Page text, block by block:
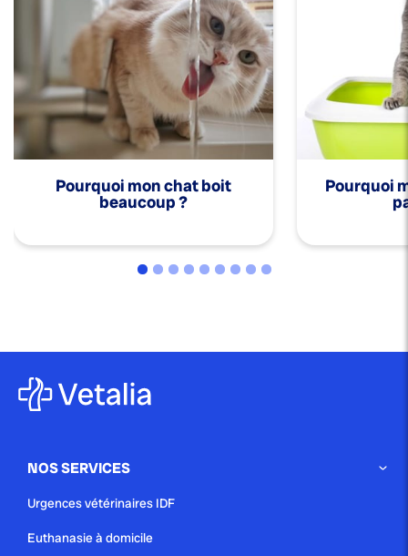
Pourquoi mon chat boit
beaucoup ?
Pourquoi
NOS SERVICES
Urgences vétérinaires IDF
Euthanasie à domicile